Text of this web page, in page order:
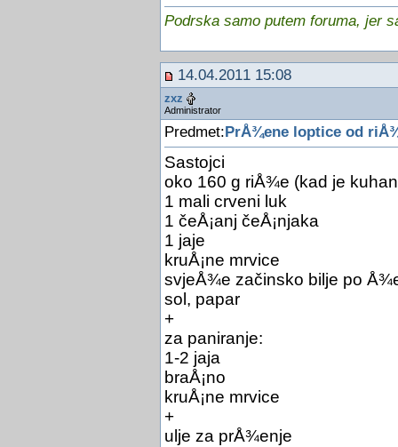
Podrska samo putem foruma, jer
14.04.2011 15:08
zxz
Administrator
Predmet: PrÅ¾ene loptice od
Sastojci
oko 160 g riÅ¾e (kad je
1 mali crveni luk
1 čeÅ¡anj čeÅ¡njaka
1 jaje
kruÅ¡ne mrvice
svjeÅ¾e začinsko bilje po
sol, papar
+
za paniranje:
1-2 jaja
braÅ¡no
kruÅ¡ne mrvice
+
ulje za prÅ¾enje